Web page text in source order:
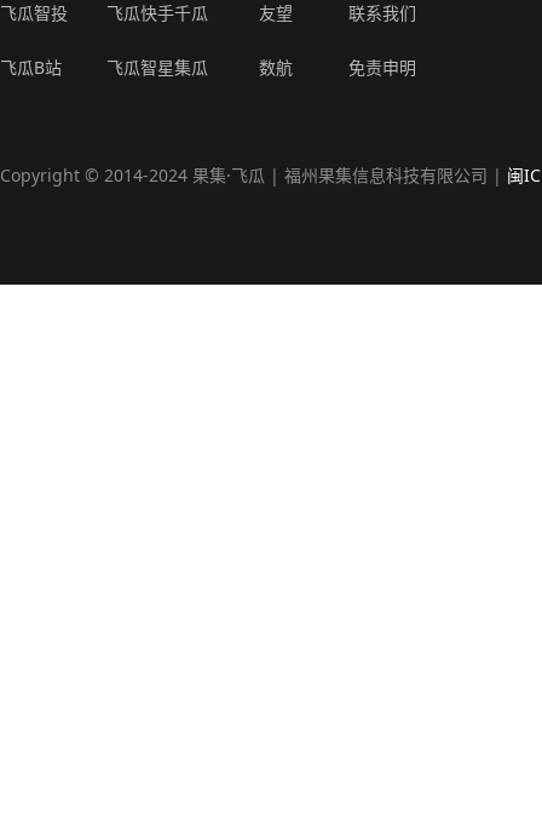
飞瓜智投 飞瓜快手
飞瓜B站 飞瓜智星
千瓜 友望
集瓜 数航
联系我们
免责申明
Copyright © 2014-2024 果集·飞瓜 | 福州果集信息科技有限公司 | 闽